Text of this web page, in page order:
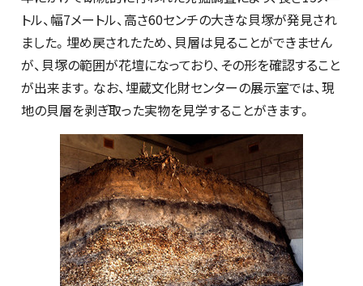
トル、幅7メートル、高さ60センチの大きな貝塚が発見され
ました。埋め戻されたため、貝層は見ることができません
が、貝塚の範囲が花壇になっており、その形を確認すること
が出来ます。なお、埋蔵文化財センターの展示室では、現
地の貝層を剥ぎ取った実物を見学することがきます。